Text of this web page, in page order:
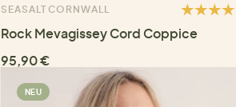
SEASALT CORNWALL
Rock Mevagissey Cord Coppice
95,90 €
NEU